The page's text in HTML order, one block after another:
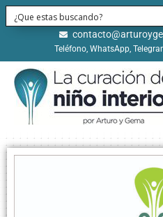
Teléfono, WhatsApp,